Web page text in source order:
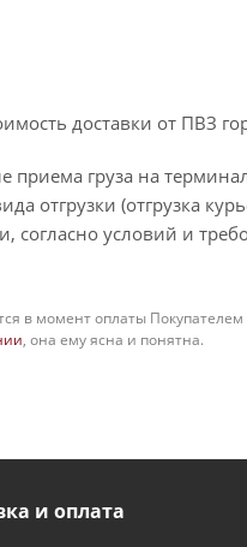
доставки от ПВЗ
приема груза на
отгрузки (отгрузка
условий и
в момент оплаты
, она ему ясна и понятна.
и оплата